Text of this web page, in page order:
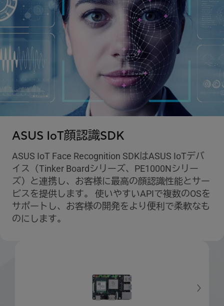
ASUS IoT顔認識SDK
ASUS IoT Face Recognition SDKはASUS IoTデバ
イス（Tinker Boardシリーズ、PE1000Nシリー
ズ）と連携し、お客様に最高の顔認識性能とサー
ビスを提供します。 使いやすいAPIで複数のOSを
サポートし、お客様の開発をより便利で柔軟なも
のにします。